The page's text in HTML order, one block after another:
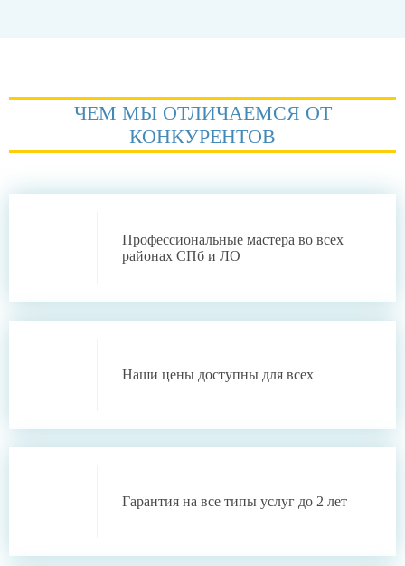
ЧЕМ МЫ ОТЛИЧАЕМСЯ ОТ
КОНКУРЕНТОВ
Профессиональные мастера во всех
районах СПб и ЛО
Наши цены доступны для всех
Гарантия на все типы услуг до 2 лет